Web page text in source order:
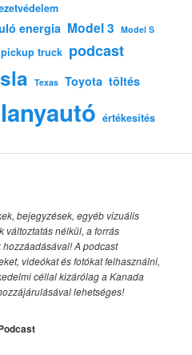
energia Model 3 Model S
pickup truck podcast
Texas Toyota töltés
értékesítés
bejegyzések, egyéb vizuális
változtatás nélkül, a forrás
hozzáadásával!A podcast
videókat és fotókat felhasználni,
céllal kizárólag a Kanada
lehetséges!